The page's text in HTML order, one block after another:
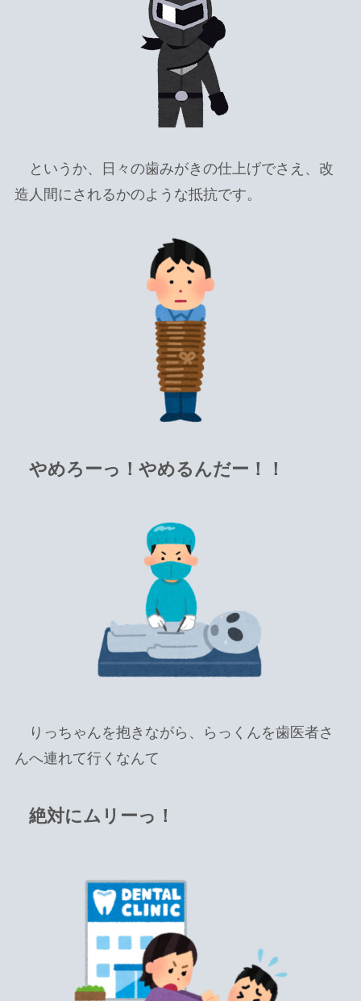
というか、日々の歯みがきの仕上げでさえ、改
造人間にされるかのような抵抗です。
やめろーっ！やめるんだー！！
りっちゃんを抱きながら、らっくんを歯医者さ
んへ連れて行くなんて
絶対にムリーっ！